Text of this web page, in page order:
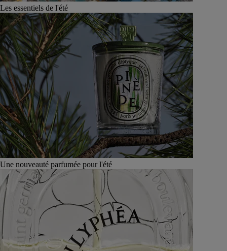
Les essentiels de l'été
Une nouveauté parfumée pour l'été